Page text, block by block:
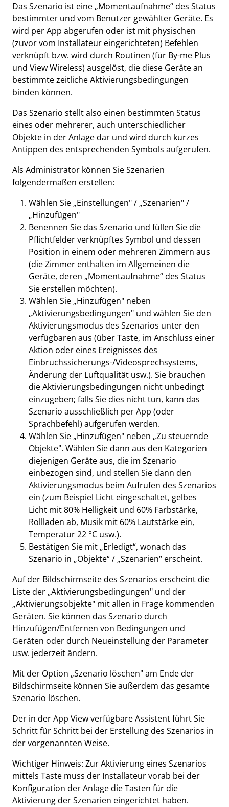
Das Szenario ist eine „Momentaufnahme“ des Status
bestimmter und vom Benutzer gewählter Geräte. Es
wird per App abgerufen oder ist mit physischen
(zuvor vom Installateur eingerichteten) Befehlen
verknüpft bzw. wird durch Routinen (für By-me Plus
und View Wireless) ausgelöst, die diese Geräte an
bestimmte zeitliche Aktivierungsbedingungen
binden können.
Das Szenario stellt also einen bestimmten Status
eines oder mehrerer, auch unterschiedlicher
Objekte in der Anlage dar und wird durch kurzes
Antippen des entsprechenden Symbols aufgerufen.
Als Administrator können Sie Szenarien
folgendermaßen erstellen:
Wählen Sie „Einstellungen" / „Szenarien" /
„Hinzufügen"
Benennen Sie das Szenario und füllen Sie die
Pflichtfelder verknüpftes Symbol und dessen
Position in einem oder mehreren Zimmern aus
(die Zimmer enthalten im Allgemeinen die
Geräte, deren „Momentaufnahme“ des Status
Sie erstellen möchten).
Wählen Sie „Hinzufügen" neben
„Aktivierungsbedingungen" und wählen Sie den
Aktivierungsmodus des Szenarios unter den
verfügbaren aus (über Taste, im Anschluss einer
Aktion oder eines Ereignisses des
Einbruchssicherungs-/Videosprechsystems,
Änderung der Luftqualität usw.). Sie brauchen
die Aktivierungsbedingungen nicht unbedingt
einzugeben; falls Sie dies nicht tun, kann das
Szenario ausschließlich per App (oder
Sprachbefehl) aufgerufen werden.
Wählen Sie „Hinzufügen" neben „Zu steuernde
Objekte". Wählen Sie dann aus den Kategorien
diejenigen Geräte aus, die im Szenario
einbezogen sind, und stellen Sie dann den
Aktivierungsmodus beim Aufrufen des Szenarios
ein (zum Beispiel Licht eingeschaltet, gelbes
Licht mit 80% Helligkeit und 60% Farbstärke,
Rollladen ab, Musik mit 60% Lautstärke ein,
Temperatur 22 °C usw.).
Bestätigen Sie mit „Erledigt“, wonach das
Szenario in „Objekte“ / „Szenarien“ erscheint.
Auf der Bildschirmseite des Szenarios erscheint die
Liste der „Aktivierungsbedingungen" und der
„Aktivierungsobjekte" mit allen in Frage kommenden
Geräten. Sie können das Szenario durch
Hinzufügen/Entfernen von Bedingungen und
Geräten oder durch Neueinstellung der Parameter
usw. jederzeit ändern.
Mit der Option „Szenario löschen" am Ende der
Bildschirmseite können Sie außerdem das gesamte
Szenario löschen.
Der in der App View verfügbare Assistent führt Sie
Schritt für Schritt bei der Erstellung des Szenarios in
der vorgenannten Weise.
Wichtiger Hinweis: Zur Aktivierung eines Szenarios
mittels Taste muss der Installateur vorab bei der
Konfiguration der Anlage die Tasten für die
Aktivierung der Szenarien eingerichtet haben.